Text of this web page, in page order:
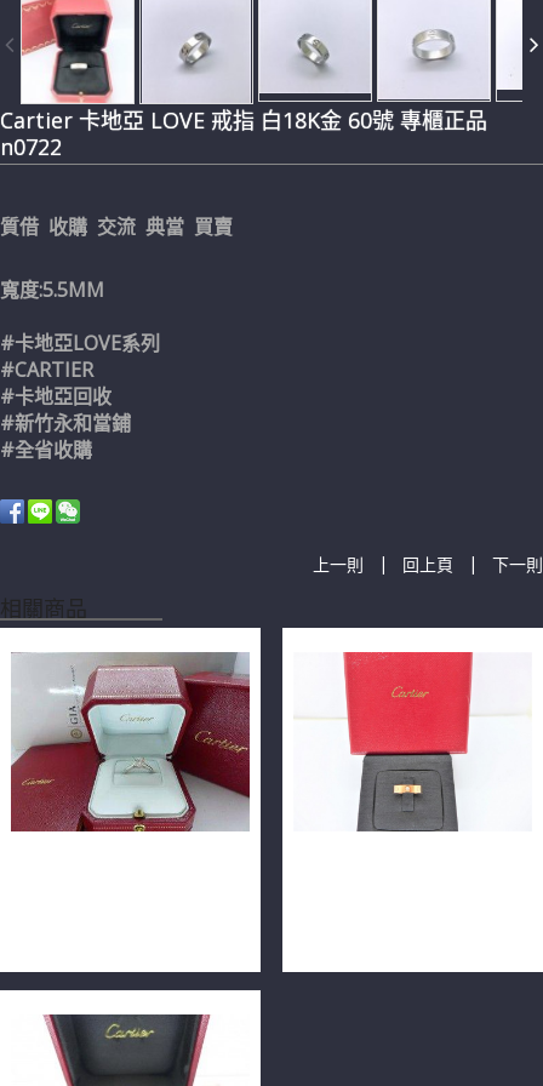
Cartier 卡地亞 LOVE 戒指 白18K金 60號 專櫃正品
n0722
質借 收購 交流 典當 買賣
寬度:5.5MM
#卡地亞LOVE系列
#CARTIER
#卡地亞回收
#新竹永和當鋪
#全省收購
上一則 | 回上頁 | 下一則
相關商品